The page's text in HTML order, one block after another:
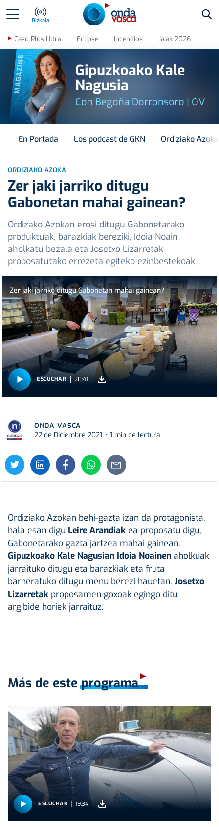
Bizkaia
Caso Plus Ultra Eclipse Incendios Jaiak 2026
MAGAZINE
Gipuzkoako Kale
Nagusia
Con Begoña Dorronsoro | OV
En Portada Los podcast de GKN Ordiziako Azoka
ORDIZIAKO AZOKA
Zer jaki jarriko ditugu
Gabonetan mahai gainean?
Ordizako Azokan erosi ditugu Gabonetarako
produktuak, barazkiak bereziki, Idoia Noain
aholkatu bezala eta Josetxo Lizarretak
proposatutako errezeta egiteko ezinbestekoak
Zer jaki jarriko ditugu Gabonetan mahai gainean?
ESCUCHAR 20:41
ONDA VASCA
22 de Diciembre 2021
1 min de lectura
Ordiziako Azokan behi-gazta izan da protagonista,
hala esan digu Leire Arandiak ea proposatu digu,
Gabonetarako gazta jartzea mahai gainean.
Gipuzkoako Kale Nagusian Idoia Noainen aholkuak
jarraituko ditugu eta barazkiak eta fruta
barneratuko ditugu menu berezi hauetan. Josetxo
Lizarretak proposamen goxoak egingo ditu
argibide horiek jarraituz.
Más de este programa
ESCUCHAR 19:34